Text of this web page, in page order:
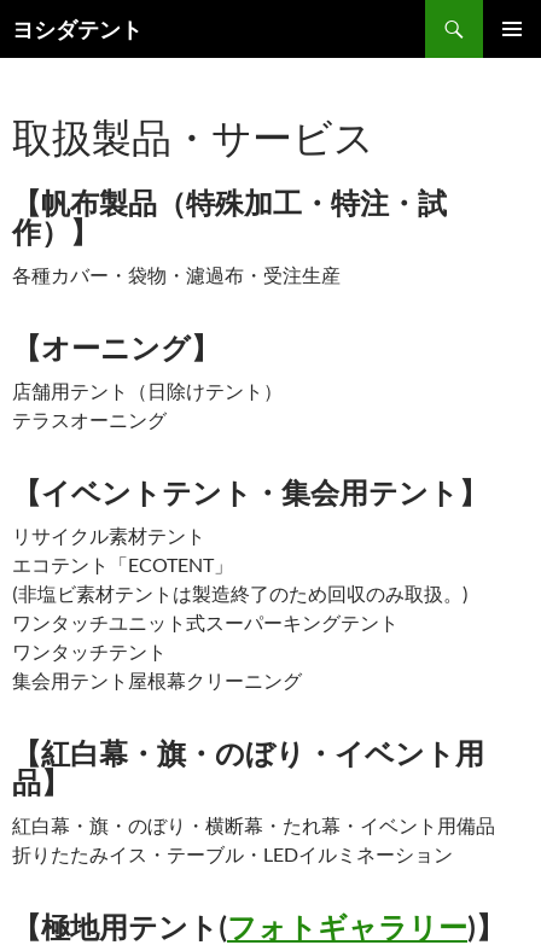
ヨシダテント
索
ン
ツ
キ
ッ
プ
取扱製品・サービス
【帆布製品（特殊加工・特注・試
作）】
各種カバー・袋物・濾過布・受注生産
【オーニング】
店舗用テント（日除けテント）
テラスオーニング
【イベントテント・集会用テント】
リサイクル素材テント
エコテント「ECOTENT」
(非塩ビ素材テントは製造終了のため回収のみ取扱。)
ワンタッチユニット式スーパーキングテント
ワンタッチテント
集会用テント屋根幕クリーニング
【紅白幕・旗・のぼり・イベント用
品】
紅白幕・旗・のぼり・横断幕・たれ幕・イベント用備品
折りたたみイス・テーブル・LEDイルミネーション
【極地用テント(フォトギャラリー)】